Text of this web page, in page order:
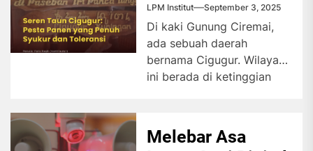
Panen yang
Penuh Syukur dan
Toleransi
LPM Institut September 3, 2025
Di kaki Gunung Ciremai,
ada sebuah daerah
bernama Cigugur. Wilayah
ini berada di ketinggian
Melebar Asa